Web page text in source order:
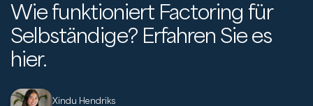
Wie funktioniert Factoring für
Selbständige? Erfahren Sie es
hier.
Xindu Hendriks